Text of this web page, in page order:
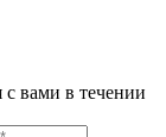
с вами в течении